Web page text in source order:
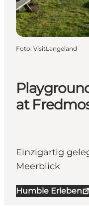
at
Einzigartig
Meerblick
Humble Erleben
Foto: VisitLangeland